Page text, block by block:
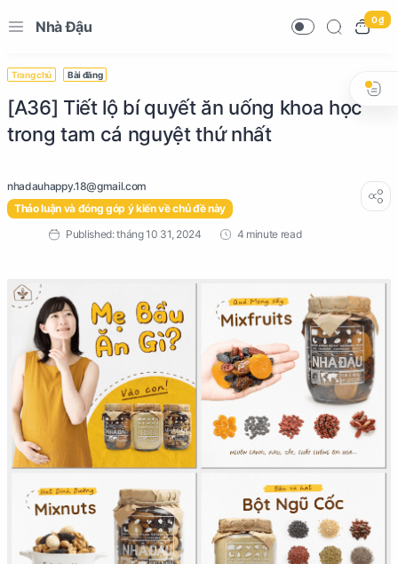
Nhà Đậu 0 ₫
Trang chủ Bài đăng
[A36] Tiết lộ bí quyết ăn uống khoa học
trong tam cá nguyệt thứ nhất
Thảo luận và đóng góp ý kiến về chủ đề này
4 minute read